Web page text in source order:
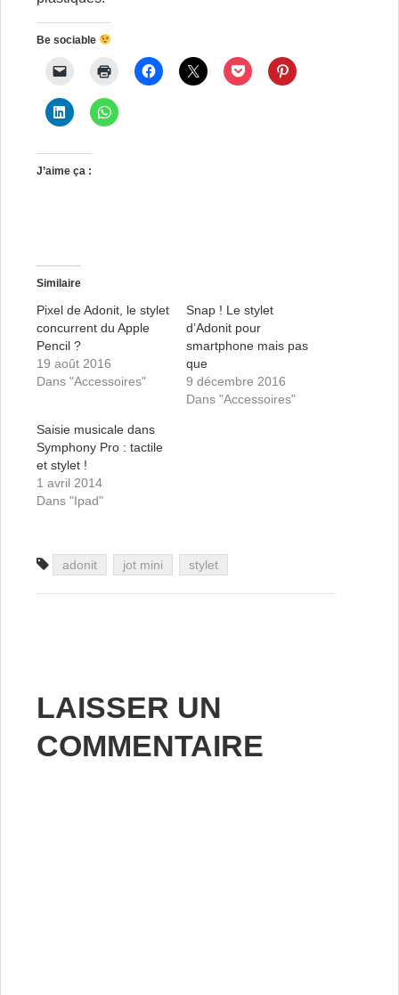
Be sociable
J’aime ça :
Similaire
Pixel de Adonit, le stylet
concurrent du Apple
Pencil ?
19 août 2016
Dans "Accessoires"
Snap ! Le stylet
d’Adonit pour
smartphone mais pas
que
9 décembre 2016
Dans "Accessoires"
Saisie musicale dans
Symphony Pro : tactile
et stylet !
1 avril 2014
Dans "Ipad"
adonit jot mini stylet
LAISSER UN
COMMENTAIRE